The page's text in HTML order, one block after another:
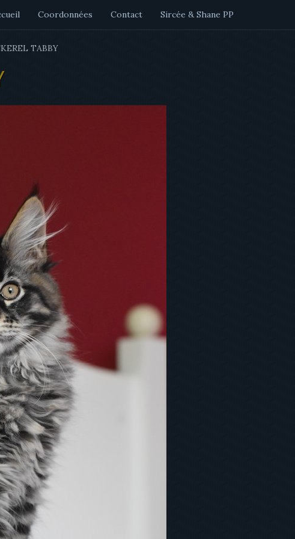
Coordonnées Contact Sircée & Shane PP
TABBY